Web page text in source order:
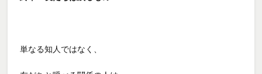
単なる知人ではなく、